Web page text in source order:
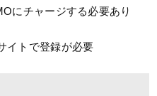
にチャージする必要あり
トで登録が必要